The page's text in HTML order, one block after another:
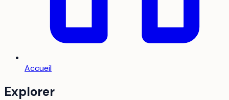
Accueil
Explorer